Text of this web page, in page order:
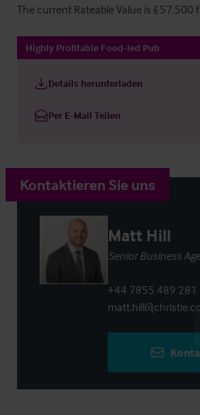
The current Rateable Value is £57,500
Highly Profitable Food-led Pub
Details herunterladen
Per E-Mail Teilen
Kontaktieren Sie uns
Matt Hill
Senior Business
+44 7855 489 281